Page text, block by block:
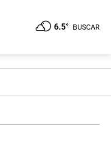
6.5° BUSCAR